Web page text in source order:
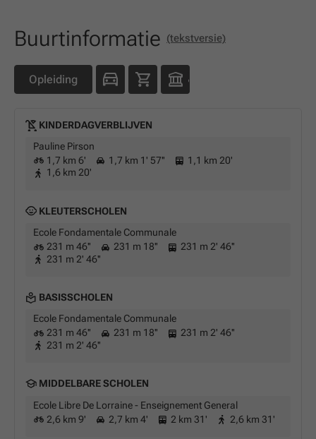
Buurtinformatie (tekstversie)
Opleiding
KINDERDAGVERBLIJVEN
Pauline Pirson
1,7 km 6'
1,7 km 1' 57''
1,1 km 20'
1,6 km 20'
KLEUTERSCHOLEN
Ecole Fondamentale Communale
231 m 46''
231 m 18''
231 m 2' 46''
231 m 2' 46''
BASISSCHOLEN
Ecole Fondamentale Communale
231 m 46''
231 m 18''
231 m 2' 46''
231 m 2' 46''
MIDDELBARE SCHOLEN
Ecole Libre De Lorraine - Enseignement General
2,6 km 9'
2,7 km 4' 2 km 31' 2,6 km 31'